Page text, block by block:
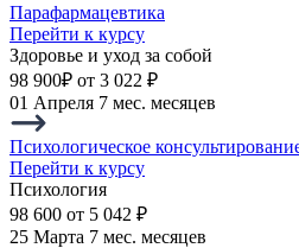
Парафармацевтика
Перейти к курсу
Здоровье и уход за собой
98 900₽ от 3 022 ₽
01 Апреля 7 мес. месяцев
Психологическое
Перейти к курсу
Психология
98 600 от 5 042 ₽
25 Марта 7 мес. месяцев